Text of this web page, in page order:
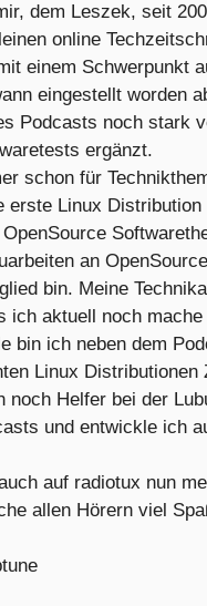
dem Leszek, seit
online
einem Schwerpunkt
eingestellt worden
Podcasts noch stark
ergänzt.
schon für
erste Linux
an
bin. Meine
ich aktuell noch
bin ich neben dem
Linux Distributionen
noch Helfer bei der
und entwickle ich
auf radiotux nun
allen Hörern viel